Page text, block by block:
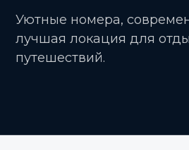
Уютные номера,
лучшая локация для
путешествий.